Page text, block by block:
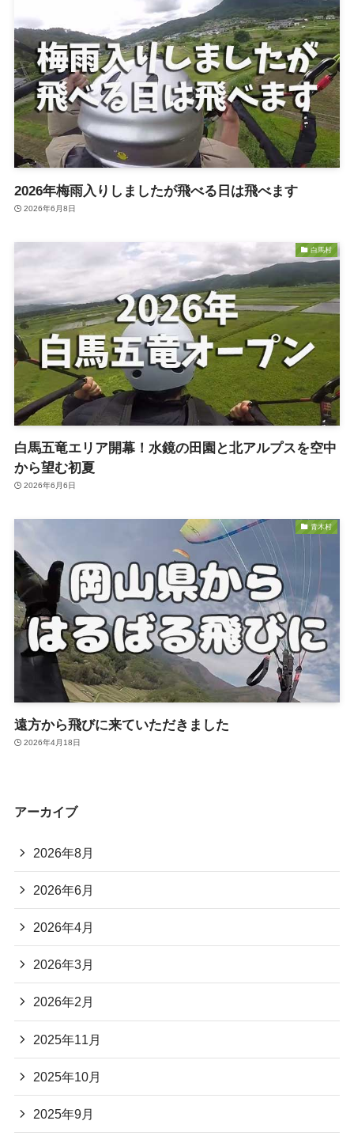
2026年梅雨入りしましたが飛べる日は飛べます
2026年6月8日
白馬村
白馬五竜エリア開幕！水鏡の田園と北アルプスを空中
から望む初夏
2026年6月6日
青木村
遠方から飛びに来ていただきました
2026年4月18日
アーカイブ
2026年8月
2026年6月
2026年4月
2026年3月
2026年2月
2025年11月
2025年10月
2025年9月